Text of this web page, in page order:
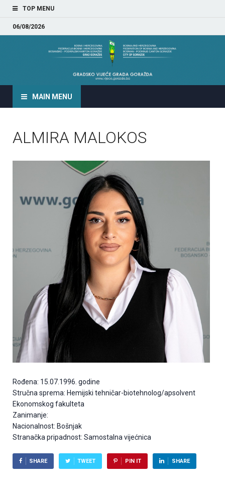
TOP MENU
06/08/2026
GRADSKO VIJEĆE GRADA
MAIN MENU
ALMIRA MALOKOS
Rođena: 15.07.1996. godine
Stručna sprema: Hemijski tehničar-biotehnolog/apsolvent
Ekonomskog fakulteta
Zanimanje:
Nacionalnost: Bošnjak
Stranačka pripadnost: Samostalna vijećnica
SHARE TWEET PIN IT SHARE